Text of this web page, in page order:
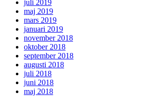
juli 2019
maj 2019
mars 2019
januari 2019
november 2018
oktober 2018
september 2018
augusti 2018
juli 2018
juni 2018
maj 2018